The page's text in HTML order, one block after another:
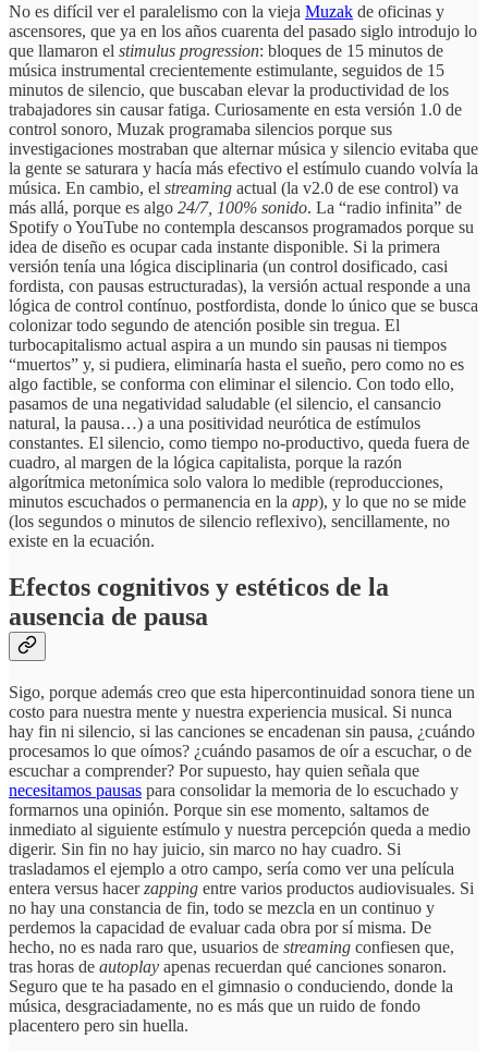
No es difícil ver el paralelismo con la vieja Muzak de oficinas y
ascensores, que ya en los años cuarenta del pasado siglo introdujo lo
que llamaron el stimulus progression: bloques de 15 minutos de
música instrumental crecientemente estimulante, seguidos de 15
minutos de silencio, que buscaban elevar la productividad de los
trabajadores sin causar fatiga. Curiosamente en esta versión 1.0 de
control sonoro, Muzak programaba silencios porque sus
investigaciones mostraban que alternar música y silencio evitaba que
la gente se saturara y hacía más efectivo el estímulo cuando volvía la
música. En cambio, el streaming actual (la v2.0 de ese control) va
más allá, porque es algo 24/7, 100% sonido. La “radio infinita” de
Spotify o YouTube no contempla descansos programados porque su
idea de diseño es ocupar cada instante disponible. Si la primera
versión tenía una lógica disciplinaria (un control dosificado, casi
fordista, con pausas estructuradas), la versión actual responde a una
lógica de control contínuo, postfordista, donde lo único que se busca
colonizar todo segundo de atención posible sin tregua. El
turbocapitalismo actual aspira a un mundo sin pausas ni tiempos
“muertos” y, si pudiera, eliminaría hasta el sueño, pero como no es
algo factible, se conforma con eliminar el silencio. Con todo ello,
pasamos de una negatividad saludable (el silencio, el cansancio
natural, la pausa…) a una positividad neurótica de estímulos
constantes. El silencio, como tiempo no-productivo, queda fuera de
cuadro, al margen de la lógica capitalista, porque la razón
algorítmica metonímica solo valora lo medible (reproducciones,
minutos escuchados o permanencia en la app), y lo que no se mide
(los segundos o minutos de silencio reflexivo), sencillamente, no
existe en la ecuación.
Efectos cognitivos y estéticos de la
ausencia de pausa
Sigo, porque además creo que esta hipercontinuidad sonora tiene un
costo para nuestra mente y nuestra experiencia musical. Si nunca
hay fin ni silencio, si las canciones se encadenan sin pausa, ¿cuándo
procesamos lo que oímos? ¿cuándo pasamos de oír a escuchar, o de
escuchar a comprender? Por supuesto, hay quien señala que
necesitamos pausas para consolidar la memoria de lo escuchado y
formarnos una opinión. Porque sin ese momento, saltamos de
inmediato al siguiente estímulo y nuestra percepción queda a medio
digerir. Sin fin no hay juicio, sin marco no hay cuadro. Si
trasladamos el ejemplo a otro campo, sería como ver una película
entera versus hacerzapping entre varios productos audiovisuales. Si
no hay una constancia de fin, todo se mezcla en un continuo y
perdemos la capacidad de evaluar cada obra por sí misma. De
hecho, no es nada raro que, usuarios de streaming confiesen que,
tras horas de autoplay apenas recuerdan qué canciones sonaron.
Seguro que te ha pasado en el gimnasio o conduciendo, donde la
música, desgraciadamente, no es más que un ruido de fondo
placentero pero sin huella.